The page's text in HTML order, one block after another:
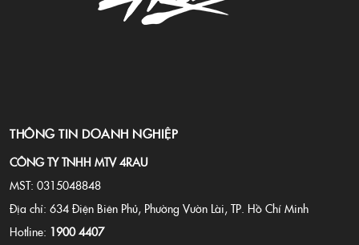
THÔNG TIN DOANH NGHIỆP
CÔNG TY TNHH MTV 4RAU
MST: 0315048848
Địa chỉ: 634 Điện Biên Phủ, Phường Vườn Lài, TP. Hồ Chí Minh
Hotline: 1900 4407